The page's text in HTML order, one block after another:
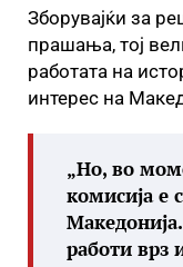
Зборувајќи за
прашања, тој
работата на
интерес на
„Но, во
комисија е
работи врз